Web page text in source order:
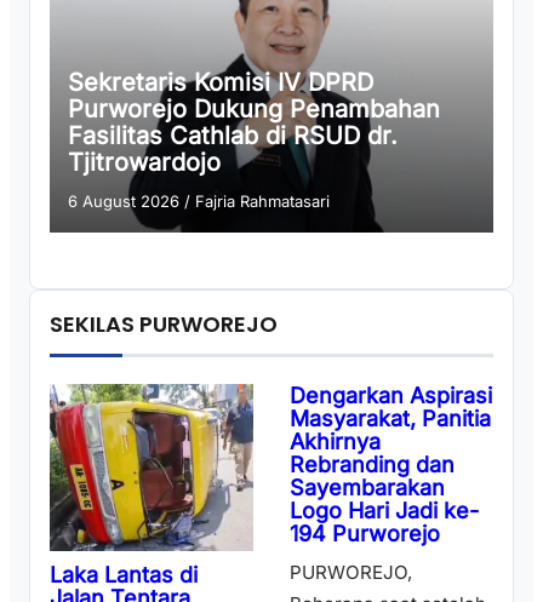
Sekretaris Komisi IV DPRD
Purworejo Dukung Penambahan
Fasilitas Cathlab di RSUD dr.
Tjitrowardojo
6 August 2026 / Fajria Rahmatasari
SEKILAS PURWOREJO
Laka Lantas di
Dengarkan Aspirasi
Masyarakat, Panitia
Akhirnya
Rebranding dan
Sayembarakan
Logo Hari Jadi ke-
194 Purworejo
PURWOREJO,